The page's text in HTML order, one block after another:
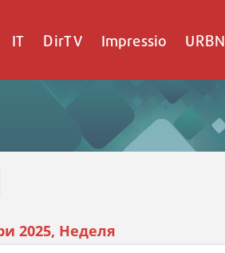
IT DirTV Impressio URBN
2025, Неделя